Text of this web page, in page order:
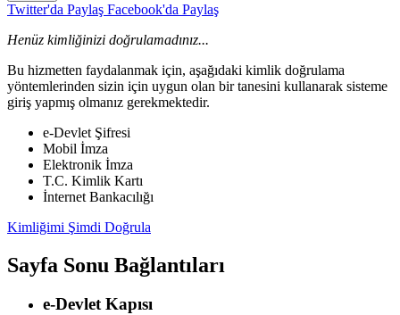
Twitter'da Paylaş Facebook'da Paylaş
Henüz kimliğinizi doğrulamadınız...
Bu hizmetten faydalanmak için, aşağıdaki kimlik doğrulama
yöntemlerinden sizin için uygun olan bir tanesini kullanarak sisteme
giriş yapmış olmanız gerekmektedir.
e-Devlet Şifresi
Mobil İmza
Elektronik İmza
T.C. Kimlik Kartı
İnternet Bankacılığı
Kimliğimi Şimdi Doğrula
Sayfa Sonu Bağlantıları
e-Devlet Kapısı